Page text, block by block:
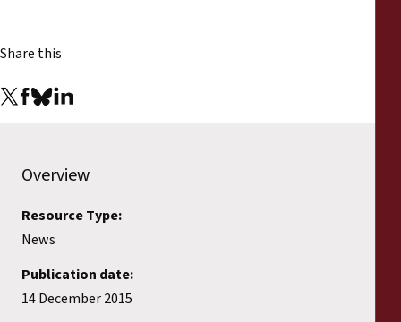
Share this
Overview
Resource Type:
News
Publication date:
14 December 2015